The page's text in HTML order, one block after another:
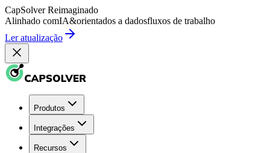
CapSolver Reimaginado
Alinhado comIA&orientados a dadosfluxos de trabalho
Ler atualização
Produtos
Integrações
Recursos